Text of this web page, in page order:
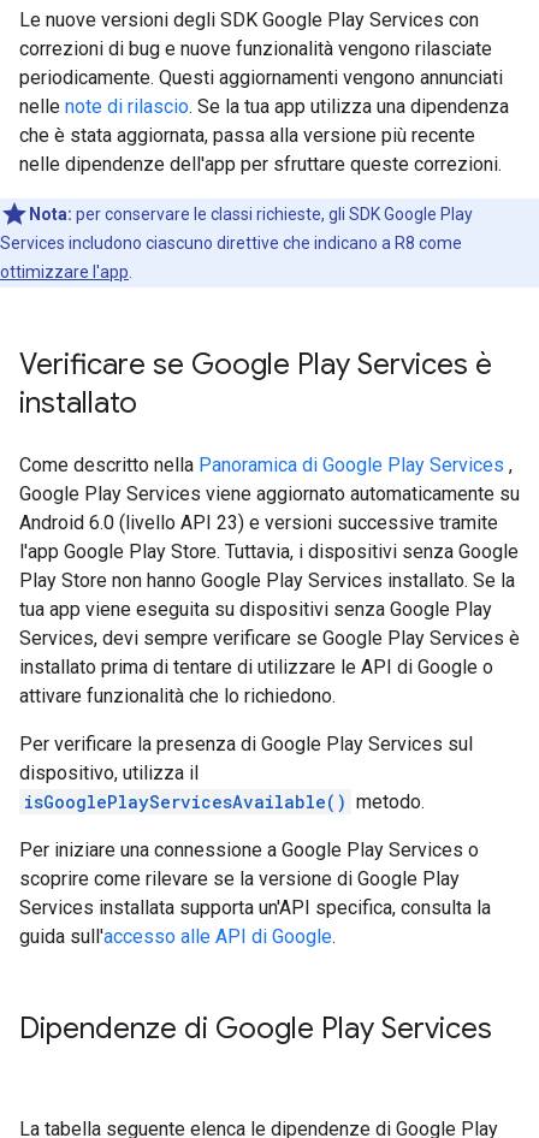
Le nuove versioni degli SDK Google Play Services con
correzioni di bug e nuove funzionalità vengono rilasciate
periodicamente. Questi aggiornamenti vengono annunciati
nelle note di rilascio. Se la tua app utilizza una dipendenza
che è stata aggiornata, passa alla versione più recente
nelle dipendenze dell'app per sfruttare queste correzioni.
Nota: per conservare le classi richieste, gli SDK Google Play
Services includono ciascuno direttive che indicano a R8 come
ottimizzare l'app
Verificare se Google Play Services è
installato
Come descritto nella Panoramica di Google Play Services ,
Google Play Services viene aggiornato automaticamente su
Android 6.0 (livello API 23) e versioni successive tramite
l'app Google Play Store. Tuttavia, i dispositivi senza Google
Play Store non hanno Google Play Services installato. Se la
tua app viene eseguita su dispositivi senza Google Play
Services, devi sempre verificare se Google Play Services è
installato prima di tentare di utilizzare le API di Google o
attivare funzionalità che lo richiedono.
Per verificare la presenza di Google Play Services sul
dispositivo, utilizza il
isGooglePlayServicesAvailable() metodo.
Per iniziare una connessione a Google Play Services o
scoprire come rilevare se la versione di Google Play
Services installata supporta un'API specifica, consulta la
guida sull'accesso alle API di Google.
Dipendenze di Google Play Services
La tabella seguente elenca le dipendenze di Google Play